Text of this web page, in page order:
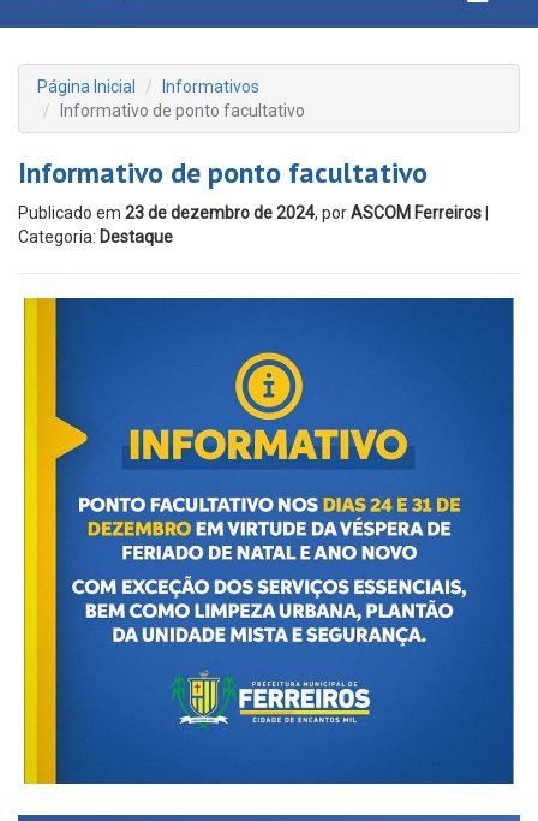
Página Inicial
Informativos
Informativo de ponto facultativo
Informativo de ponto facultativo
Publicado em 23 de dezembro de 2024, porASCOM Ferreiros
Categoria: Destaque